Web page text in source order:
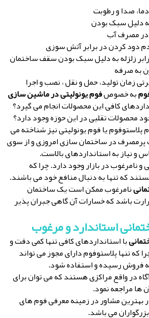
صدا و رطوبت
دلیل سبک بودن
مصرف آب
دود کردن در برابر آتش سوزی
زلزله به دلیل سبک بودن سقف ساختمان
به صرفه
زمان تولید، حمل و نقل ، نصب و اجرا
به خصوصفوم یونولیتی در ماشین سازی
کافی این محصولات انجام می گیرد؟
محصولات تقلبی در این حوزه وجود دارد؟
پلاستوفوم یا فوم یونولیتی نیز شناخته می
در ساختمان سازی امروزی و از سوی
نیاز به استانداردهای بالاست.
نامرغوب در بازار وجود دارد. چرا که
که تنها به دنبال منافع خود می باشند.
نامرغوب ممکن است یک ساختمان
باشد که خسارات آن گاهی جبران پذیر
استاندارد و مرغوب
با استانداردهای کافی تنها کمی دقت و
که تنها پلاستوفوم دارای مجوز می تواند
فروش رسیده و استفاده شود.
در واقع مراکزی هستند که می توان برای
مراجعه نمود.
مشاور در زمینه معرفی فوم های
می باشد.